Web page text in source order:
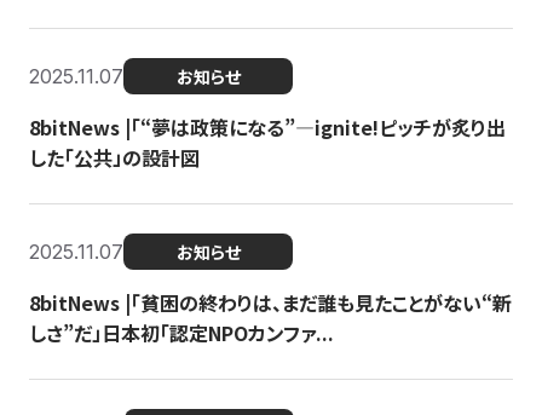
2025.11.07 お知らせ
8bitNews |「“夢は政策になる”—ignite!ピッチが炙り出
した「公共」の設計図
2025.11.07 お知らせ
8bitNews |「貧困の終わりは、まだ誰も見たことがない“新
しさ”だ」日本初「認定NPOカンファ...